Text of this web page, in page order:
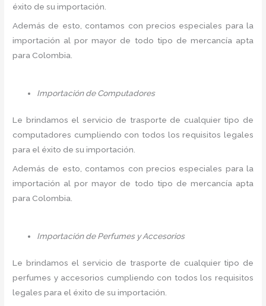
éxito de su importación.
Además de esto, contamos con precios especiales para la
importación al por mayor de todo tipo de mercancía apta
para Colombia.
Importación de Computadores
Le brindamos el servicio de trasporte de cualquier tipo de
computadores cumpliendo con todos los requisitos legales
para el éxito de su importación.
Además de esto, contamos con precios especiales para la
importación al por mayor de todo tipo de mercancía apta
para Colombia.
Importación de Perfumes y Accesorios
Le brindamos el servicio de trasporte de cualquier tipo de
perfumes y accesorios cumpliendo con todos los requisitos
legales para el éxito de su importación.